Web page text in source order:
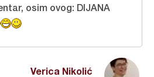
Verica Nikolić
osim ovog: DIJANA